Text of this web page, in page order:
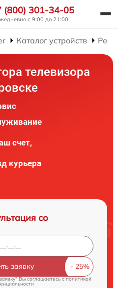
(800) 301-34-05
с 9:00 до 21:00
Каталог устройств
телевизора
счет,
курьера
со
заявку
Вы соглашаетесь c политикой